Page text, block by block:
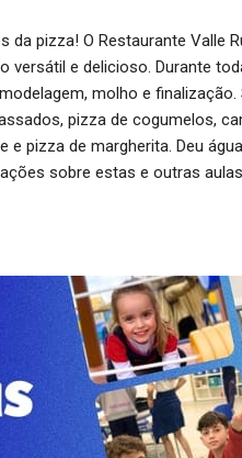
da pizza! O Restaurante Valle
versátil e delicioso. Durante
molho e
pizza de cogumelos,
pizza de margherita. Deu
sobre estas e outras